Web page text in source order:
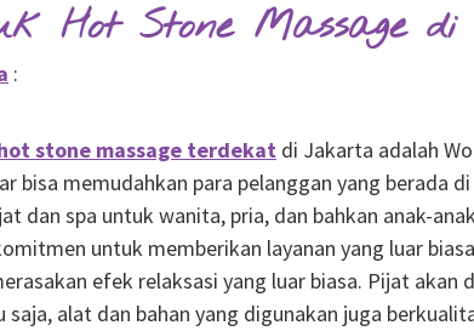
Hot Stone Massage
:
stone massage terdekat di Jakarta adalah
memudahkan para pelanggan yang berada
dan spa untuk wanita, pria, dan bahkan anak-
untuk memberikan layanan yang luar
efek relaksasi yang luar biasa. Pijat akan
alat dan bahan yang digunakan juga